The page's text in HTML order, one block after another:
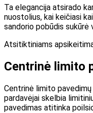
Ta elegancija atsirado
nuostolius, kai keičiasi
sandorio pobūdis sukūrė
Atsitiktiniams
Centrinė limito
Centrinė limito
pardavėjai skelbia
pavedimas atitinka